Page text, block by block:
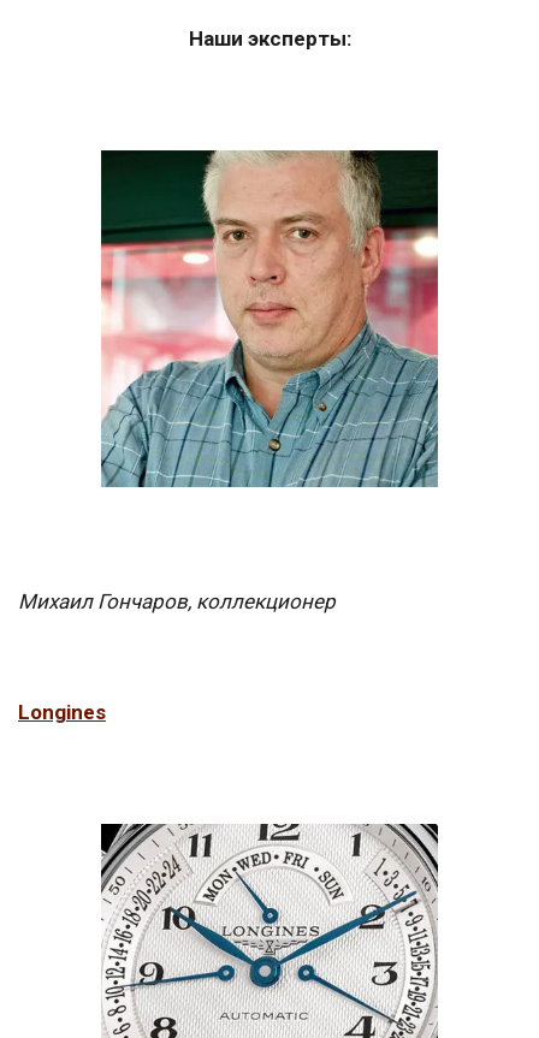
Наши эксперты:
Михаил Гончаров, коллекционер
Longines